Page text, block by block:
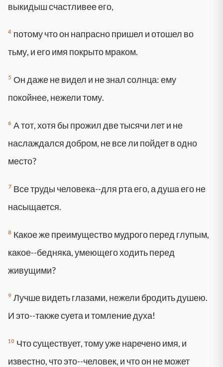
выкидыш счастливее его,
4 потому что он напрасно пришел и отошел во
тьму, и его имя покрыто мраком.
5 Он даже не видел и не знал солнца: ему
покойнее, нежели тому.
6 А тот, хотя бы прожил две тысячи лет и не
наслаждался добром, не все ли пойдет в одно
место?
7 Все труды человека--для рта его, а душа его не
насыщается.
8 Какое же преимущество мудрого перед глупым,
какое--бедняка, умеющего ходить перед
живущими?
9 Лучше видеть глазами, нежели бродить душею.
И это--также суета и томление духа!
10 Что существует, тому уже наречено имя, и
известно, что это--человек, и что он не может